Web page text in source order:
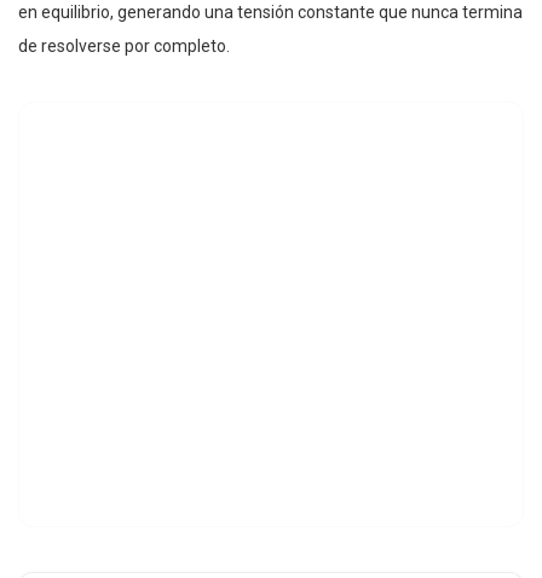
en equilibrio, generando una tensión constante que nunca termina
de resolverse por completo.